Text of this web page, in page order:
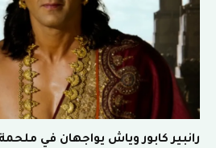
رانبير كابور وياش يواجهان في